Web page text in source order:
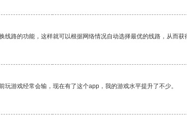
路的功能，这样就可以根据网络情况自动选择最优的线路，从而获
游戏经常会输，现在有了这个app，我的游戏水平提升了不少。